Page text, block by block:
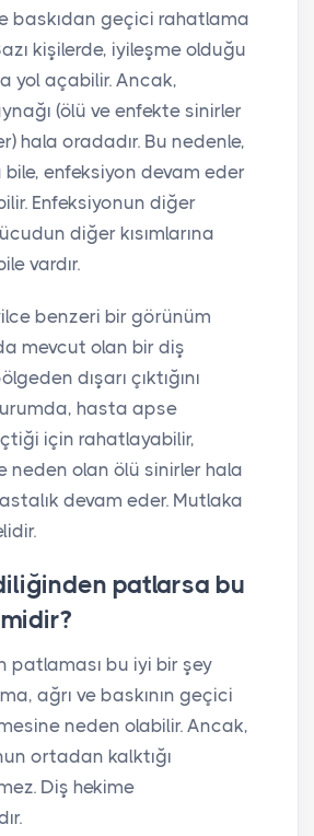
baskıdan geçici rahatlama
kişilerde, iyileşme olduğu
yol açabilir. Ancak,
(ölü ve enfekte sinirler
hala oradadır. Bu nedenle,
enfeksiyon devam eder
Enfeksiyonun diğer
diğer kısımlarına
vardır.
benzeri bir görünüm
mevcut olan bir diş
dışarı çıktığını
hasta apse
için rahatlayabilir,
neden olan ölü sinirler hala
devam eder. Mutlaka
patlarsa bu
patlaması bu iyi bir şey
ağrı ve baskının geçici
neden olabilir. Ancak,
ortadan kalktığı
Diş hekime